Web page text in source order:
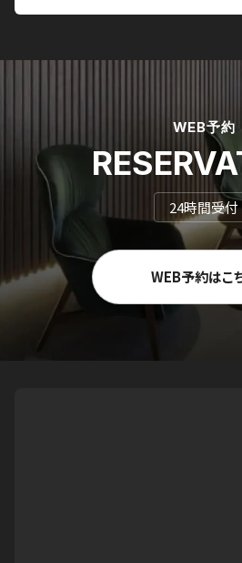
WEB予約
24時間受付
WEB予約はこ